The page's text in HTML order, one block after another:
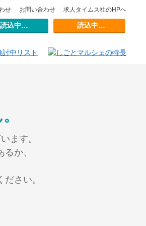
せ お問い合わせ 求人タイムス社のHPへ
読込中… 読込中…
ます。
か、
さい。